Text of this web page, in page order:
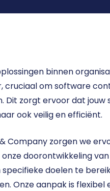
binnen
cruciaal om software
Dit zorgt ervoor dat
ook veilig en efficiënt.
& Company zorgen we
doorontwikkeling
doelen te
Onze aanpak is